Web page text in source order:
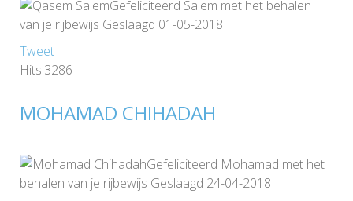
Gefeliciteerd Salem met het behalen
van je rijbewijs Geslaagd 01-05-2018
Tweet
Hits:3286
MOHAMAD CHIHADAH
Gefeliciteerd Mohamad met het
behalen van je rijbewijs Geslaagd 24-04-2018